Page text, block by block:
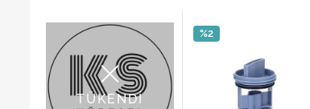
TÜKENDİ
%2